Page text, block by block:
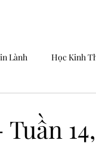
Lành Học Kinh
14,